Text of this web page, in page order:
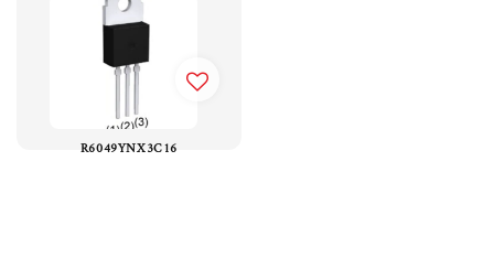
R6049YNX3C16